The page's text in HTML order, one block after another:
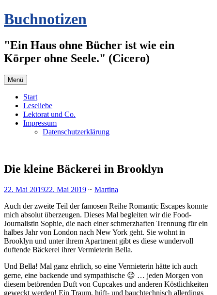
Zum
Inhalt
Buchnotizen
"Ein Haus ohne Bücher ist wie ein
Körper ohne Seele." (Cicero)
Menü
Start
Leseliebe
Lektorat und Co.
Impressum
Datenschutzerklärung
Die kleine Bäckerei in Brooklyn
22. Mai 201922. Mai 2019 ~ Martina
Auch der zweite Teil der famosen Reihe Romantic Escapes konnte
mich absolut überzeugen. Dieses Mal begleiten wir die Food-
Journalistin Sophie, die nach einer schmerzhaften Trennung für ein
halbes Jahr von London nach New York geht. Sie wohnt in
Brooklyn und unter ihrem Apartment gibt es diese wundervoll
duftende Bäckerei ihrer Vermieterin Bella.
Und Bella! Mal ganz ehrlich, so eine Vermieterin hätte ich auch
gerne, eine backende und sympathische 😉 … jeden Morgen von
diesem betörenden Duft von Cupcakes und anderen Köstlichkeiten
geweckt werden! Ein Traum, hüft- und bauchtechnisch allerdings